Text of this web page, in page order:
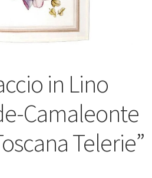
in Lino
Camaleonte
Telerie”